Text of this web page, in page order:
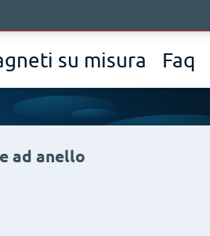
su misura Faq
ad anello